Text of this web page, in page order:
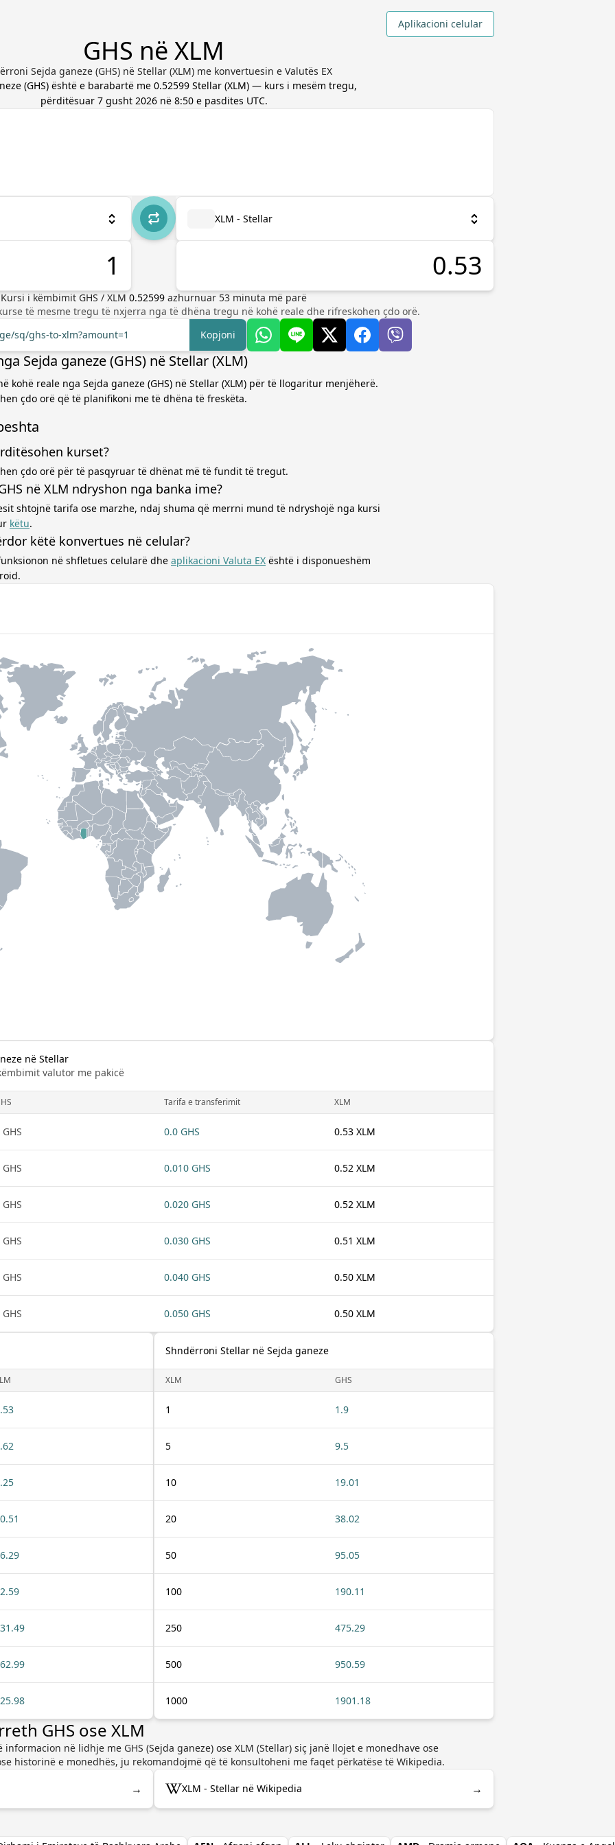
Aplikacioni celular
GHS në XLM
Sejda ganeze (GHS) në Stellar (XLM) me konvertuesin e Valutës EX
(GHS) është e barabartë me 0.52599 Stellar(XLM) — kurs i mesëm tregu,
përditësuar 7 gusht 2026 në 8:50 e pasdites UTC.
XLM - Stellar
Kursi i këmbimit GHS / XLM 0.52599 azhurnuar 53 minuta më parë
të mesme tregu të nxjerra nga të dhëna tregu në kohë reale dhe rifreskohen çdo orë.
sq/ghs-to-xlm?amount=1
Kopjoni
Sejda ganeze (GHS) në Stellar (XLM)
kohë reale nga Sejda ganeze (GHS) në Stellar (XLM) për të llogaritur menjëherë.
çdo orë që të planifikoni me të dhëna të freskëta.
kurset?
çdo orë për të pasqyruar të dhënat më të fundit të tregut.
në XLM ndryshon nga banka ime?
shtojnë tarifa ose marzhe, ndaj shuma që merrni mund të ndryshojë nga kursi
këtu.
këtë konvertues në celular?
në shfletues celularë dhe aplikacioni Valuta EX është i disponueshëm
në Stellar
valutor me pakicë
Tarifa e transferimit XLM
0.0 GHS 0.53 XLM
0.010 GHS 0.52 XLM
0.020 GHS 0.52 XLM
0.030 GHS 0.51 XLM
0.040 GHS 0.50 XLM
0.050 GHS 0.50 XLM
Shndërroni Stellar në Sejda ganeze
XLM GHS
1 1.9
5 9.5
10 19.01
20 38.02
50 95.05
100 190.11
250 475.29
500 950.59
1000 1901.18
GHS ose XLM
në lidhje me GHS (Sejda ganeze) ose XLM (Stellar) siç janë llojet e monedhave ose
historinë e monedhës, ju rekomandojmë që të konsultoheni me faqet përkatëse të Wikipedia.
→ XLM - Stellar në Wikipedia →